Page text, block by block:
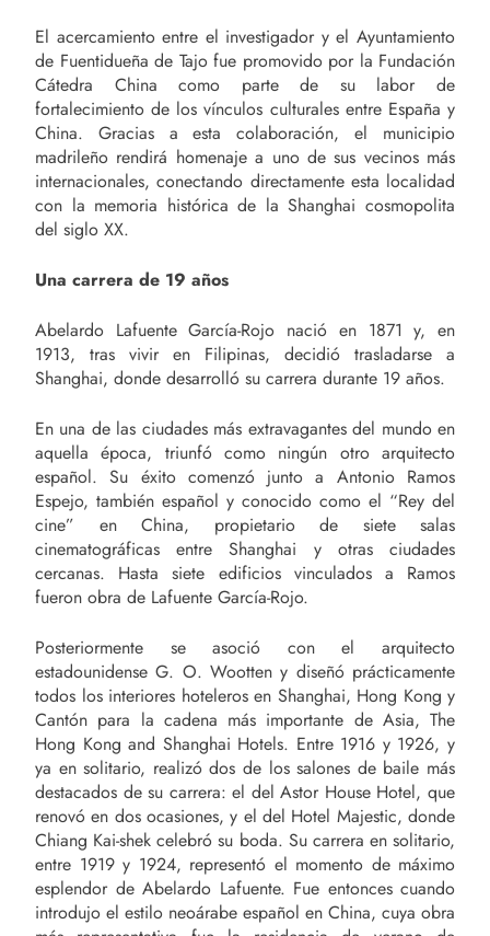
El acercamiento entre el investigador y el Ayuntamiento
de Fuentidueña de Tajo fue promovido por la Fundación
Cátedra China como parte de su labor de
fortalecimiento de los vínculos culturales entre España y
China. Gracias a esta colaboración, el municipio
madrileño rendirá homenaje a uno de sus vecinos más
internacionales, conectando directamente esta localidad
con la memoria histórica de la Shanghai cosmopolita
del siglo XX.
Una carrera de 19 años
Abelardo Lafuente García-Rojo nació en 1871 y, en
1913, tras vivir en Filipinas, decidió trasladarse a
Shanghai, donde desarrolló su carrera durante 19 años.
En una de las ciudades más extravagantes del mundo en
aquella época, triunfó como ningún otro arquitecto
español. Su éxito comenzó junto a Antonio Ramos
Espejo, también español y conocido como el “Rey del
cine” en China, propietario de siete salas
cinematográficas entre Shanghai y otras ciudades
cercanas. Hasta siete edificios vinculados a Ramos
fueron obra de Lafuente García-Rojo.
Posteriormente se asoció con el arquitecto
estadounidense G. O. Wootten y diseñó prácticamente
todos los interiores hoteleros en Shanghai, Hong Kong y
Cantón para la cadena más importante de Asia, The
Hong Kong and Shanghai Hotels. Entre 1916 y 1926, y
ya en solitario, realizó dos de los salones de baile más
destacados de su carrera: el del Astor House Hotel, que
renovó en dos ocasiones, y el del Hotel Majestic, donde
Chiang Kai-shek celebró su boda. Su carrera en solitario,
entre 1919 y 1924, representó el momento de máximo
esplendor de Abelardo Lafuente. Fue entonces cuando
introdujo el estilo neoárabe español en China, cuya obra